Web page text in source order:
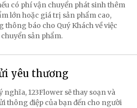
có phí vận chuyển phát sinh thêm
lớn hoặc giá trị sản phẩm cao,
thông báo cho Quý Khách về việc
sản phẩm.
yêu thương
nghĩa, 123Flower sẽ thay soạn và
thông điệp của bạn đến cho người